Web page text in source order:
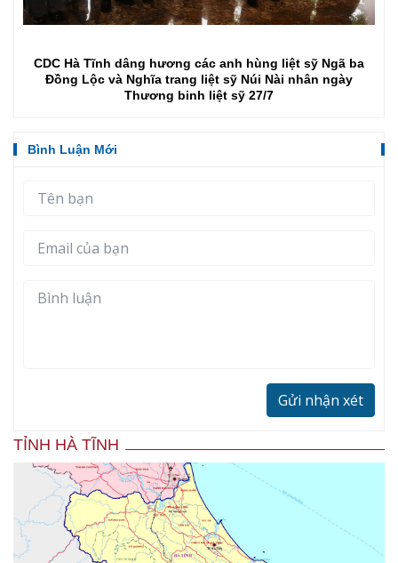
Bộ trưởng Bộ Y tế Đào Hồng Lan tri ân các anh hùng liệt
sĩ tại Ngã ba Đồng Lộc
Bình Luận Mới
Gửi nhận xét
TỈNH HÀ TĨNH